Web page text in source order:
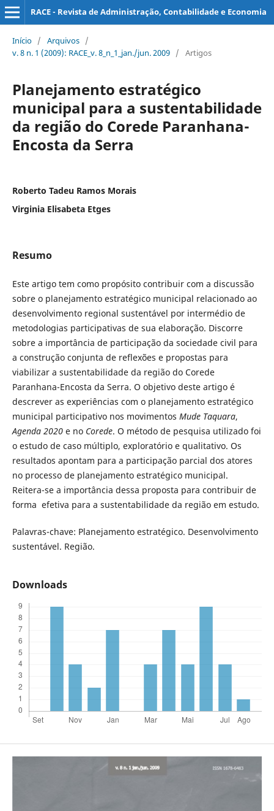
RACE - Revista de Administração, Contabilidade e Economia
Início / Arquivos /
v. 8 n. 1 (2009): RACE_v. 8_n_1_jan./jun. 2009 / Artigos
Planejamento estratégico
municipal para a sustentabilidade
da região do Corede Paranhana-
Encosta da Serra
Roberto Tadeu Ramos Morais
Virginia Elisabeta Etges
Resumo
Este artigo tem como propósito contribuir com a discussão
sobre o planejamento estratégico municipal relacionado ao
desenvolvimento regional sustentável por intermédio de
metodologias participativas de sua elaboração. Discorre
sobre a importância de participação da sociedade civil para
a construção conjunta de reflexões e propostas para
viabilizar a sustentabilidade da região do Corede
Paranhana-Encosta da Serra. O objetivo deste artigo é
descrever as experiências com o planejamento estratégico
municipal participativo nos movimentos Mude Taquara,
Agenda 2020e no Corede. O método de pesquisa utilizado foi
o estudo de caso múltiplo, exploratório e qualitativo. Os
resultados apontam para a participação parcial dos atores
no processo de planejamento estratégico municipal.
Reitera-se a importância dessa proposta para contribuir de
forma efetiva para a sustentabilidade da região em estudo.
Palavras-chave: Planejamento estratégico. Desenvolvimento
sustentável. Região.
Downloads